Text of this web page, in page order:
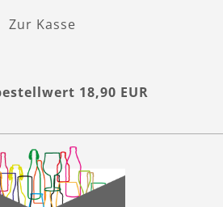
Zur Kasse
18,90 EUR